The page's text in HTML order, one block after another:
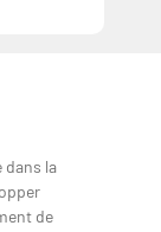
dans la
de